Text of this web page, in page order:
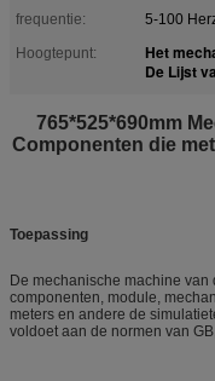
frequentie:
5-100
Hoogtepunt:
Het
De Lijst
765*525*690mm
Componenten die
Toepassing
De mechanische machine
componenten, module,
meters en andere de
voldoet aan de normen van